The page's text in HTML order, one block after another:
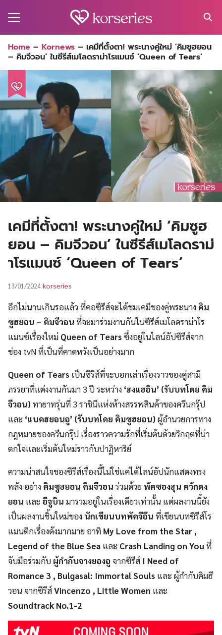
for:
Home – Kornews – เคมีที่ตั้งตา! พระนางคู่ใหม่ ‘คิมซูฮยอน
– คิมจีวอน’ ในซีรีส์เมโลดราม่าโรแมนซ์ ‘Queen of Tears’
เคมีที่ตั้งตา! พระนางคู่ใหม่ ‘คิมซูฮ
ยอน – คิมจีวอน’ ในซีรีส์เมโลดราม่
าโรแมนซ์ ‘Queen of Tears’
13/01/2024 korseries
อีกไม่นานเกินรอแล้ว ที่คอซีรีส์จะได้ชมเคมีของคู่พระนาง คิม
ซูฮยอน – คิมจีวอน ที่จะมาร่วมงานกันในซีรีส์เมโลดราม่าโร
แมนซ์เรื่องใหม่ Queen of Tearsซึ่งอยู่ในไลน์อัปซีรีส์จาก
ช่อง tvN ที่เป็นที่คาดหวังเป็นอย่างมาก
Queen of Tears เป็นซีรีส์ที่จะบอกเล่าเรื่องราวของคู่สามี
ภรรยาที่แต่งงานกันมา 3 ปี ระหว่าง ‘ฮงแฮอิน’ (รับบทโดย คิม
จีวอน)ทายาทรุ่นที่ 3 ราชินีแห่งห้างสรรพสินค้าของควีนกรุ๊ป
และ ‘แบคฮยอนอู’ (รับบทโดย คิมซูฮยอน)ผู้อำนวยการทาง
กฎหมายของควีนกรุ๊ป เรื่องราวความรักที่เริ่มต้นด้วยวิกฤตที่น่า
ตกใจและเริ่มต้นใหม่ราวกับปาฏิหาริย์
ความน่าสนใจของซีรีส์เรื่องนี้ไม่ใช่แค่ได้ไลน์อัปนักแสดงทรง
พลัง อย่าง คิมซูฮยอน คิมจีวอน ร่วมด้วย พัคซองฮุน ควักดง
ยอน และ อีจูบิน มารวมอยู่ในเรื่องเดียวเท่านั้น แต่ผลงานนี้ยัง
เป็นผลงานชิ้นใหม่ของ นักเขียนบทพัคจีอึน ที่เขียนบทซีรีส์โร
แมนติกเรื่องดังมากมาย อาทิ My Love from the Star ,
Legend of the Blue Sea และ Crash Landing on You ที่
จับมือร่วมกับ ผู้กำกับจางยองอู จากซีรีส์ I Need of
Romance 3 , Bulgasal: Immortal Souls และ ผู้กำกับคิมฮี
วอน จากซีรีส์Vincenzo , Little Women และ
Soundtrack No.1-2